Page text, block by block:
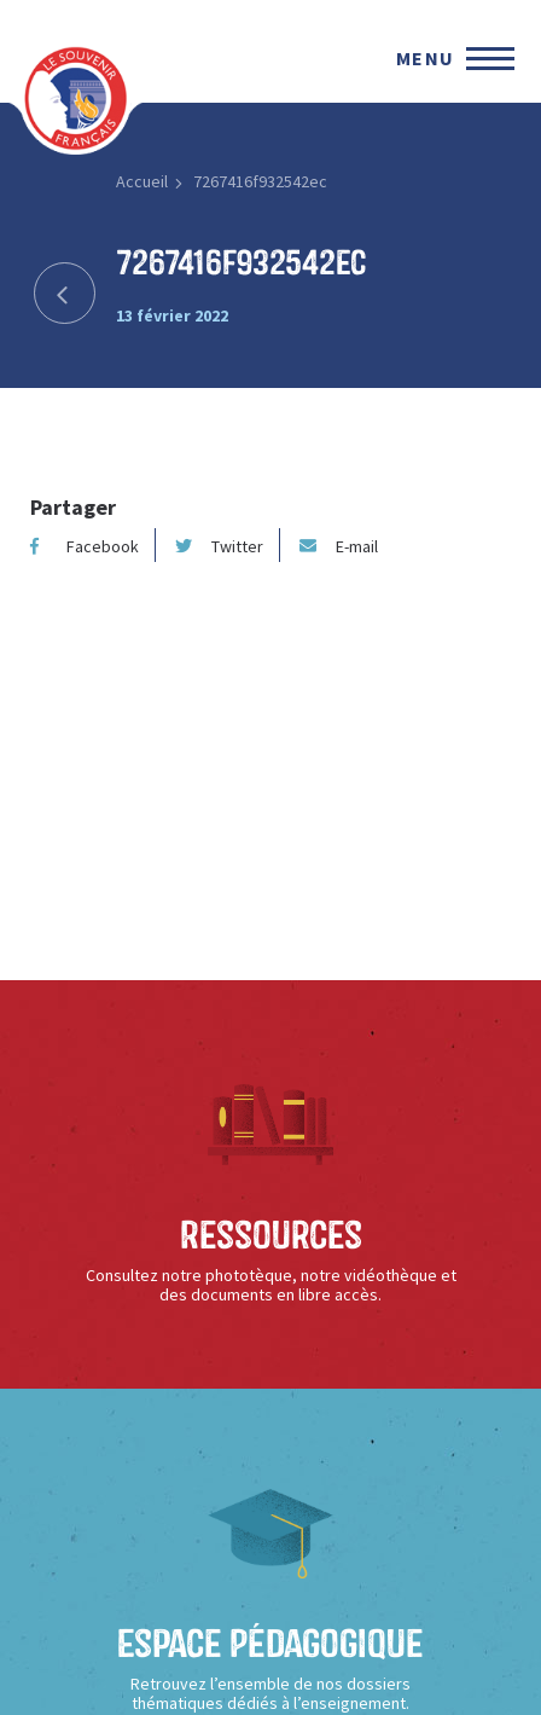
MENU
Accueil 7267416f932542ec
7267416f932542ec
13 février 2022
Partager
Facebook Twitter E-mail
Ressources
Consultez notre phototèque, notre vidéothèque et
des documents en libre accès.
Espace Pédagogique
Retrouvez l’ensemble de nos dossiers
thématiques dédiés à l’enseignement.